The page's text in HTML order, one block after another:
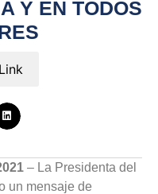
Y EN TODOS
– La Presidenta del
un mensaje de